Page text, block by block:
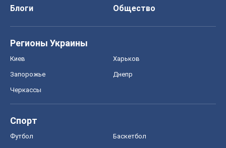
Блоги
Общество
Регионы Украины
Киев Харьков
Запорожье Днепр
Черкассы
Спорт
Футбол Баскетбол